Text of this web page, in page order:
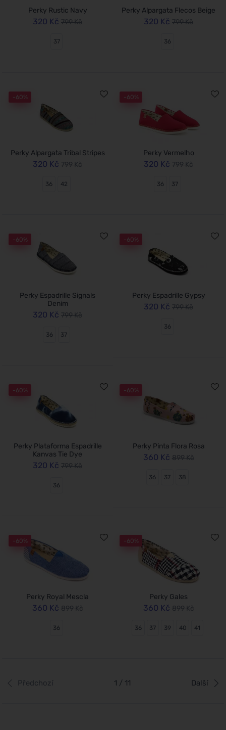
Perky Rustic Navy
320 Kč 799 Kč
37
Perky Alpargata Flecos Beige
320 Kč 799 Kč
36
-60%
Perky Alpargata Tribal Stripes
320 Kč 799 Kč
36 42
-60%
Perky Vermelho
320 Kč 799 Kč
36 37
-60%
Perky Espadrille Signals
Denim
320 Kč 799 Kč
36 37
-60%
Perky Espadrille Gypsy
320 Kč 799 Kč
36
-60%
Perky Plataforma Espadrille
Kanvas Tie Dye
320 Kč 799 Kč
36
-60%
Perky Pinta Flora Rosa
360 Kč 899 Kč
36 37 38
-60%
Perky Royal Mescla
360 Kč 899 Kč
36
-60%
Perky Gales
360 Kč 899 Kč
36 37 39 40 41
Předchozí 1 / 11 Další